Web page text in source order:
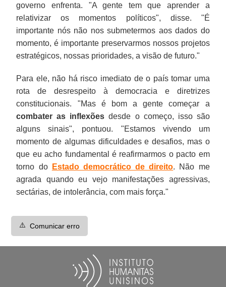
governo enfrenta. "A gente tem que aprender a
relativizar os momentos políticos", disse. "É
importante nós não nos submetermos aos dados do
momento, é importante preservarmos nossos projetos
estratégicos, nossas prioridades, a visão de futuro."
Para ele, não há risco imediato de o país tomar uma
rota de desrespeito à democracia e diretrizes
constitucionais. "Mas é bom a gente começar a
combater as inflexões desde o começo, isso são
alguns sinais", pontuou. "Estamos vivendo um
momento de algumas dificuldades e desafios, mas o
que eu acho fundamental é reafirmarmos o pacto em
torno do
Estado democrático de direito. Não me
agrada quando eu vejo manifestações agressivas,
sectárias, de intolerância, com mais força."
⚠️ Comunicar erro